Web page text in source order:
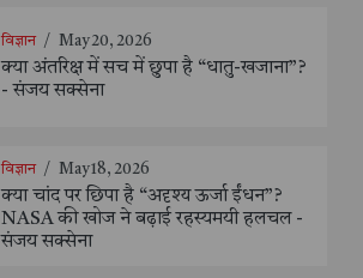
विज्ञान / May 20, 2026
क्या अंतरिक्ष में सच में छुपा है “धातु-खजाना”?
- संजय सक्सेना
विज्ञान / May 18, 2026
क्या चांद पर छिपा है “अदृश्य ऊर्जा ईंधन”?
NASA की खोज ने बढ़ाई रहस्यमयी हलचल -
संजय सक्सेना